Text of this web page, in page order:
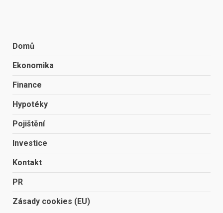
Domů
Ekonomika
Finance
Hypotéky
Pojištění
Investice
Kontakt
PR
Zásady cookies (EU)